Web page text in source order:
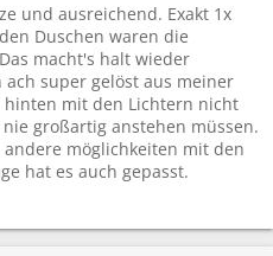
und ausreichend. Exakt 1x
Duschen waren die
macht's halt wieder
super gelöst aus meiner
hinten mit den Lichtern nicht
großartig anstehen müssen.
andere möglichkeiten mit den
hat es auch gepasst.